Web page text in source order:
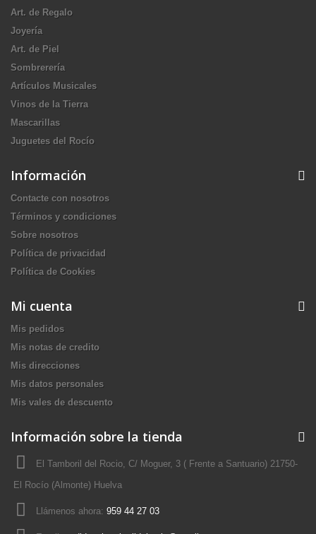
Art. de Regalo
Joyería
Art. de Piel
Sombrerería
Artículos Musicales
Vinos de la Tierra
Mascarillas
Juguetes del Rocío
Información
Contacte con nosotros
Términos y condiciones
Sobre nosotros
Política de privacidad
Política de Cookies
Mi cuenta
Mis pedidos
Mis notas de credito
Mis direcciones
Mis datos personales
Mis vales de descuento
Información sobre la tienda
El Tamboril del Rocio, C/ Moguer, 3 ( Frente a Santuario) 21750-
El Rocío (Almonte) Huelva
Llámenos ahora: 959 44 27 03